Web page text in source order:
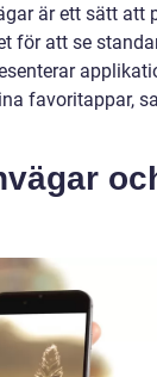
är ett sätt att
för att se
favoritappar,